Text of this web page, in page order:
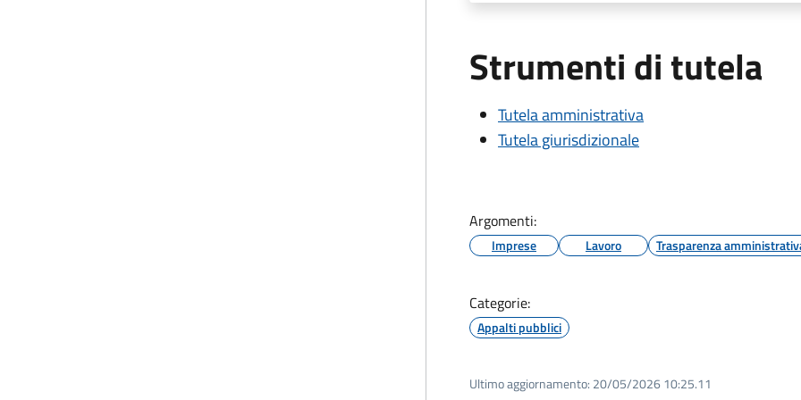
Strumenti di tutela
Tutela amministrativa
Tutela giurisdizionale
Argomenti:
Imprese Lavoro Trasparenza
Categorie:
Appalti pubblici
Ultimo aggiornamento: 20/05/2026 10:25.11